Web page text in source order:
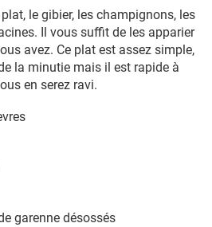
le gibier, les champignons, les
Il vous suffit de les apparier
avez. Ce plat est assez simple,
la minutie mais il est rapide à
en serez ravi.
garenne désossés